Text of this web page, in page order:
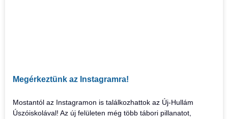
Megérkeztünk az Instagramra!
Mostantól az Instagramon is találkozhattok az Új-Hullám
Úszóiskolával! Az új felületen még több tábori pillanatot,